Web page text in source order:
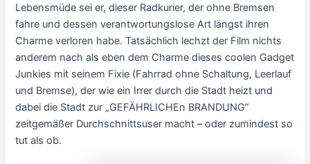
Lebensmüde sei er, dieser Radkurier, der ohne Bremsen
fahre und dessen verantwortungslose Art längst ihren
Charme verloren habe. Tatsächlich lechzt der Film nichts
anderem nach als eben dem Charme dieses coolen Gadget
Junkies mit seinem Fixie (Fahrrad ohne Schaltung, Leerlauf
und Bremse), der wie ein Irrer durch die Stadt heizt und
dabei die Stadt zur „GEFÄHRLICHEn BRANDUNG“
zeitgemäßer Durchschnittsuser macht – oder zumindest so
tut als ob.